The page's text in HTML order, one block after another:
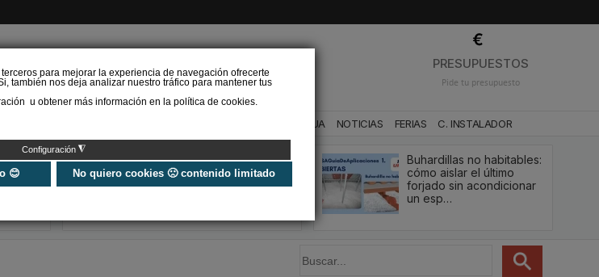
para mejorar la experiencia de navegación ofrecerte
también nos deja analizar nuestro tráfico para mantener tus
u obtener más información en la política de cookies.
Configuración ◮
😊 No quiero cookies 🙁 contenido limitado
PRESUPUESTOS
Pide tu presupuesto
BAÑO Y AGUA NOTICIAS FERIAS C. INSTALADOR
- Un
Verifactu en
climatización: qué le va a
exigir la ley a tu
Buhardillas no habitables:
cómo aislar el último
forjado sin acondicionar
un esp…
u